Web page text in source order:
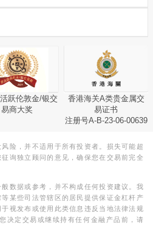
跃伦敦金/银交
易商大奖
香港海关A类贵金属交
易证书
注册号A-B-23-06-00639
险，并不适用于所有投资者。损失可能超
询独立顾问的意见，确保您在交易前完全
数据或参考，并不构成任何投资建议。我
某些司法管辖区的居民提供保证金杠杆产
视发布或使用此类信息违反当地法律法规
决定交易或继续持有任何金融产品前，请